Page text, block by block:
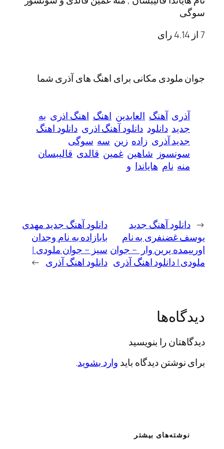
رای
مکانی برای اهنگ های آذری شما
العابدین اهنگ اهنگ اذری به
دانلود آهنگ اذری دانلود اهنگ
زاده زین سه سوگی
شاهین غمین قالدی قالیبسان
هایاندا و
آهنگ جدید
به نام
یرین وار – جوان
اهنگ آذری
دانلود آهنگ جدید مهدی
بابازاده به نام وجدان
سیز – جوان ملودی |
دانلود اهنگ آذری →
را بنویسید
دیدگاه بایدوارد بشوید.
بیشتر